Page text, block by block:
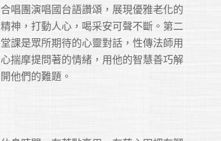
合唱團演唱國台語讚頌，展現優雅老化的
精神，打動人心，喝采安可聲不斷。第二
堂課是眾所期待的心靈對話，性傳法師用
心揣摩提問著的情緒，用他的智慧善巧解
開他們的難題。